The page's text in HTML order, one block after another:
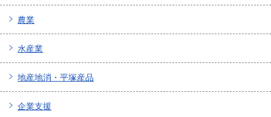
農業
水産業
地産地消・平塚産品
企業支援